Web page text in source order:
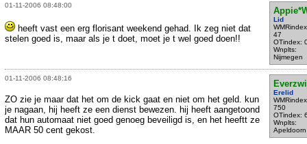
01-11-2006 08:48:00
Lid
47
OTindex:
Wnplts:
Nijmegen
heeft vast een erg florisant weekend gehad. Ik zeg niet dat
stelen goed is, maar als je t doet, moet je t wel goed doen!!
01-11-2006 08:48:16
Erelid
750
OTindex:
Wnplts:
Apeldoorn
ZO zie je maar dat het om de kick gaat en niet om het geld. kun
je nagaan, hij heeft ze een dienst bewezen. hij heeft aangetoond
dat hun automaat niet goed genoeg beveiligd is, en het heeftt ze
MAAR 50 cent gekost.